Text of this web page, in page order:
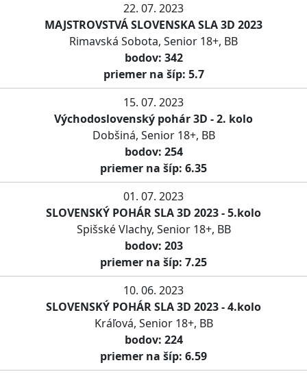
22. 07. 2023
MAJSTROVSTVÁ SLOVENSKA SLA 3D 2023
Rimavská Sobota, Senior 18+, BB
bodov: 342
priemer na šíp: 5.7
15. 07. 2023
Východoslovenský pohár 3D - 2. kolo
Dobšiná, Senior 18+, BB
bodov: 254
priemer na šíp: 6.35
01. 07. 2023
SLOVENSKÝ POHÁR SLA 3D 2023 - 5.kolo
Spišské Vlachy, Senior 18+, BB
bodov: 203
priemer na šíp: 7.25
10. 06. 2023
SLOVENSKÝ POHÁR SLA 3D 2023 - 4.kolo
Kráľová, Senior 18+, BB
bodov: 224
priemer na šíp: 6.59